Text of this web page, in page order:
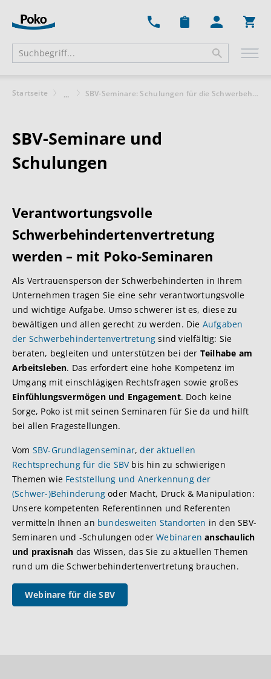
Startseite ... SBV-Seminare: Schulungen für die Schwerbehindertenvertretung
SBV-Seminare und
Schulungen
Verantwortungsvolle
Schwerbehindertenvertretung
werden – mit Poko-Seminaren
Als Vertrauensperson der Schwerbehinderten in Ihrem
Unternehmen tragen Sie eine sehr verantwortungsvolle
und wichtige Aufgabe. Umso schwerer ist es, diese zu
bewältigen und allen gerecht zu werden. Die Aufgaben
der Schwerbehindertenvertretung sind vielfältig: Sie
beraten, begleiten und unterstützen bei der Teilhabe am
Arbeitsleben. Das erfordert eine hohe Kompetenz im
Umgang mit einschlägigen Rechtsfragen sowie großes
Einfühlungsvermögen und Engagement. Doch keine
Sorge, Poko ist mit seinen Seminaren für Sie da und hilft
bei allen Fragestellungen.
Vom SBV-Grundlagenseminar,der aktuellen
Rechtsprechung für die SBVbis hin zu schwierigen
Themen wie Feststellung und Anerkennung der
(Schwer-)Behinderung oder Macht, Druck & Manipulation:
Unsere kompetenten Referentinnen und Referenten
vermitteln Ihnen an bundesweiten Standorten in den SBV-
Seminaren und -Schulungen oderWebinaren anschaulich
und praxisnah das Wissen, das Sie zu aktuellen Themen
rund um die Schwerbehindertenvertretung brauchen.
Webinare für die SBV